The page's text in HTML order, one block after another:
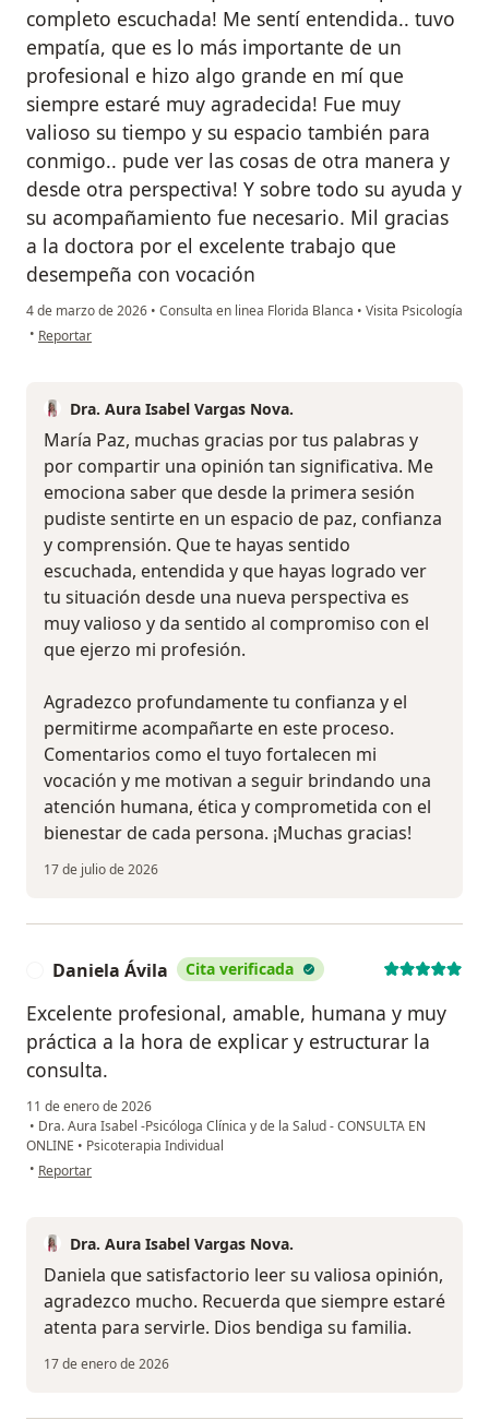
completo escuchada! Me sentí entendida.. tuvo
empatía, que es lo más importante de un
profesional e hizo algo grande en mí que
siempre estaré muy agradecida! Fue muy
valioso su tiempo y su espacio también para
conmigo.. pude ver las cosas de otra manera y
desde otra perspectiva! Y sobre todo su ayuda y
su acompañamiento fue necesario. Mil gracias
a la doctora por el excelente trabajo que
desempeña con vocación
4 de marzo de 2026 • Consulta en linea Florida Blanca • Visita Psicología
• en opinión del usuario Maria paz
Reportar
Dra. Aura Isabel Vargas Nova.
María Paz, muchas gracias por tus palabras y
por compartir una opinión tan significativa. Me
emociona saber que desde la primera sesión
pudiste sentirte en un espacio de paz, confianza
y comprensión. Que te hayas sentido
escuchada, entendida y que hayas logrado ver
tu situación desde una nueva perspectiva es
muy valioso y da sentido al compromiso con el
que ejerzo mi profesión.
Agradezco profundamente tu confianza y el
permitirme acompañarte en este proceso.
Comentarios como el tuyo fortalecen mi
vocación y me motivan a seguir brindando una
atención humana, ética y comprometida con el
bienestar de cada persona. ¡Muchas gracias!
17 de julio de 2026
Daniela Ávila Cita verificada
Excelente profesional, amable, humana y muy
práctica a la hora de explicar y estructurar la
consulta.
11 de enero de 2026
• Dra. Aura Isabel -Psicóloga Clínica y de la Salud - CONSULTA EN
ONLINE • Psicoterapia Individual
• en opinión del usuario Daniela Ávila
Reportar
Dra. Aura Isabel Vargas Nova.
Daniela que satisfactorio leer su valiosa opinión,
agradezco mucho. Recuerda que siempre estaré
atenta para servirle. Dios bendiga su familia.
17 de enero de 2026